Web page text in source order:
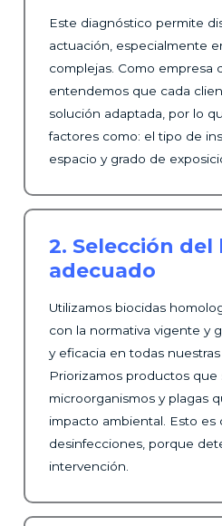
Este diagnóstico permite
actuación, especialmente
complejas. Como empresa
entendemos que cada
solución adaptada, por lo
factores como: el tipo de
espacio y grado de
2. Selección del
adecuado
Utilizamos biocidas
con la normativa vigente y
y eficacia en todas
Priorizamos productos que
microorganismos y plagas
impacto ambiental. Esto es
desinfecciones​, porque
intervención.